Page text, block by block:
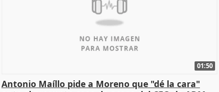
01:50
Antonio Maíllo pide a Moreno que "dé la cara"